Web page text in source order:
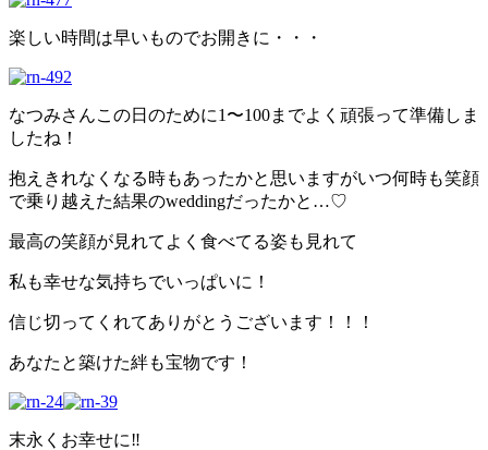
楽しい時間は早いものでお開きに・・・
なつみさんこの日のために1〜100までよく頑張って準備しま
したね！
抱えきれなくなる時もあったかと思いますがいつ何時も笑顔
で乗り越えた結果のweddingだったかと…♡
最高の笑顔が見れてよく食べてる姿も見れて
私も幸せな気持ちでいっぱいに！
信じ切ってくれてありがとうございます！！！
あなたと築けた絆も宝物です！
末永くお幸せに‼︎